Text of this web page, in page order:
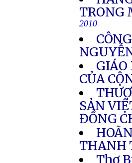
TRONG
2010
GIÁO
CỦA
SẢN
ĐỒNG
THANH
Thơ